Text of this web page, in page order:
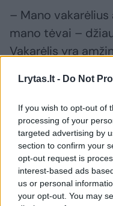
Lrytas.lt - Do Not
If you wish to opt-out of
processing of your
targeted advertising by
section to confirm your
opt-out request is
interest-based ads
us or personal
your opt-out. You may
– Mano
mano tėvai –
Vakarėlis yra
didžėjaus kelyje,
– Kai suprato,
paauglystės
palaikyti ir
mano pusėje –